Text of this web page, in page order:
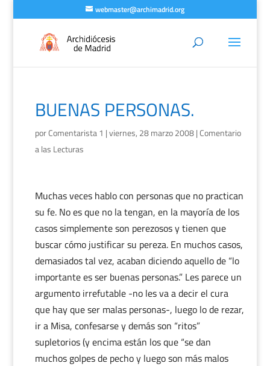
webmaster@archimadrid.org
BUENAS PERSONAS.
porComentarista 1 |viernes, 28 marzo 2008|Comentario
a las Lecturas
Muchas veces hablo con personas que no practican
su fe. No es que no la tengan, en la mayoría de los
casos simplemente son perezosos y tienen que
buscar cómo justificar su pereza. En muchos casos,
demasiados tal vez, acaban diciendo aquello de “lo
importante es ser buenas personas.” Les parece un
argumento irrefutable -no les va a decir el cura
que hay que ser malas personas-, luego lo de rezar,
ir a Misa, confesarse y demás son “ritos”
supletorios (y encima están los que “se dan
muchos golpes de pecho y luego son más malos